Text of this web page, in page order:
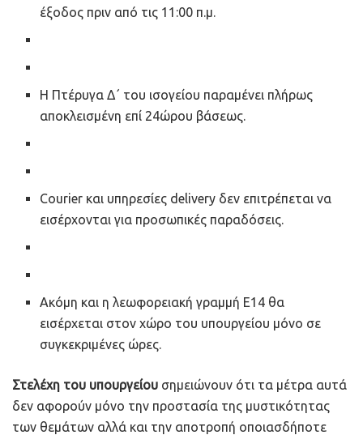
έξοδος πριν από τις 11:00 π.μ.
Η Πτέρυγα Δ΄ του ισογείου παραμένει πλήρως
αποκλεισμένη επί 24ώρου βάσεως.
Courier και υπηρεσίες delivery δεν επιτρέπεται να
εισέρχονται για προσωπικές παραδόσεις.
Ακόμη και η λεωφορειακή γραμμή Ε14 θα
εισέρχεται στον χώρο του υπουργείου μόνο σε
συγκεκριμένες ώρες.
Στελέχη του υπουργείου σημειώνουν ότι τα μέτρα αυτά
δεν αφορούν μόνο την προστασία της μυστικότητας
των θεμάτων αλλά και την αποτροπή οποιασδήποτε